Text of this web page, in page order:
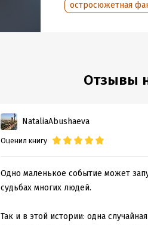
Дата написания:20
остросюжетная
Отзывы
NataliaAbushaeva
Оценил книгу
Одно маленькое событие может
судьбах многих людей.
Так и в этой истории: одна